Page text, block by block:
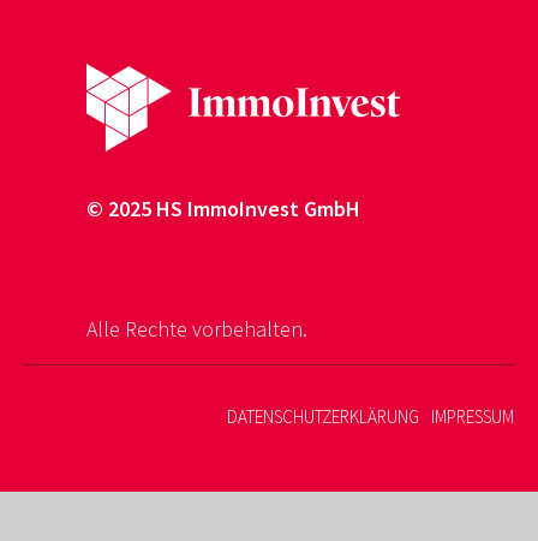
© 2025 HS ImmoInvest GmbH
Alle Rechte vorbehalten.
IMPRESSUM
DATENSCHUTZERKLÄRUNG